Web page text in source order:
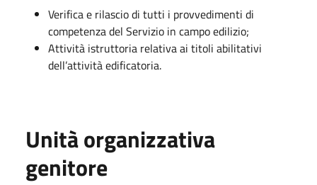
Verifica e rilascio di tutti i provvedimenti di
competenza del Servizio in campo edilizio;
Attività istruttoria relativa ai titoli abilitativi
dell’attività edificatoria.
Unità organizzativa
genitore